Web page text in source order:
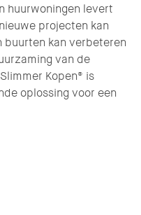
huurwoningen levert
projecten kan
buurten kan verbeteren
van de
Kopen® is
oplossing voor een